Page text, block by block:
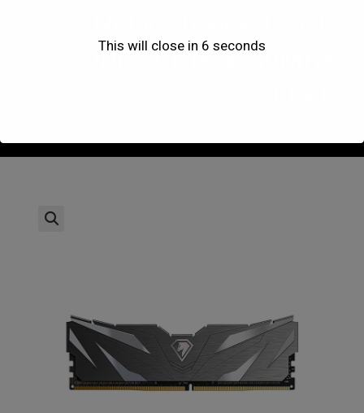
DDR4 CL16 3200MHz
This will close in 5 seconds